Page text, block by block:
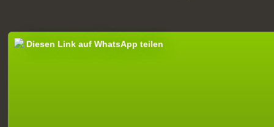
Diesen Link auf WhatsApp teilen